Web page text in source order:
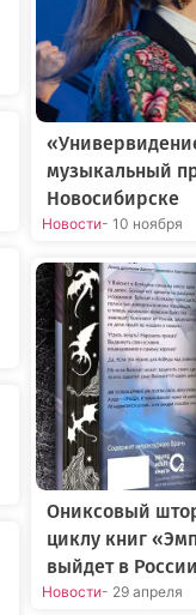
музыкальный
Новосибирске
Новости- 10 ноября
Ониксовый
циклу книг
выйдет в России
Новости- 29 апреля